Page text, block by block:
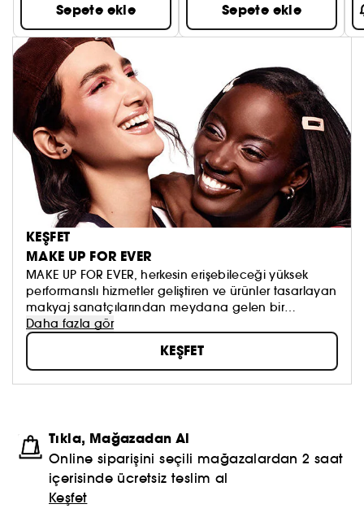
Sepete ekle Sepete ekle
KEŞFET
MAKE UP FOR EVER
MAKE UP FOR EVER, herkesin erişebileceği yüksek
performanslı hizmetler geliştiren ve ürünler tasarlayan
makyaj sanatçılarından meydana gelen bir
topluluktur. Markanın zenginliği çeşitlilik ve
bireysellikten oluşuruyor ve herkesi kendi
benzersizliğini ortaya çıkararak mükemmelleştirmeye
teşvik ediyor. Makyaj sanatçılarıyla olan özel ve
güçlü ilişkimizin temelini oluşturan MAKE UP FOR EVER
hizmet veren bir ekibiz ve herkes için buradayız.
Daha fazla gör
KEŞFET
Tıkla, Mağazadan Al
Online siparişini seçili mağazalardan 2 saat
içerisinde ücretsiz teslim al
Keşfet